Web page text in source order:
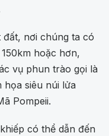
đất, nơi chúng ta có
hoặc hơn,
vụ phun trào gọi là
họa siêu núi lửa
Pompeii.
có thể dẫn đến